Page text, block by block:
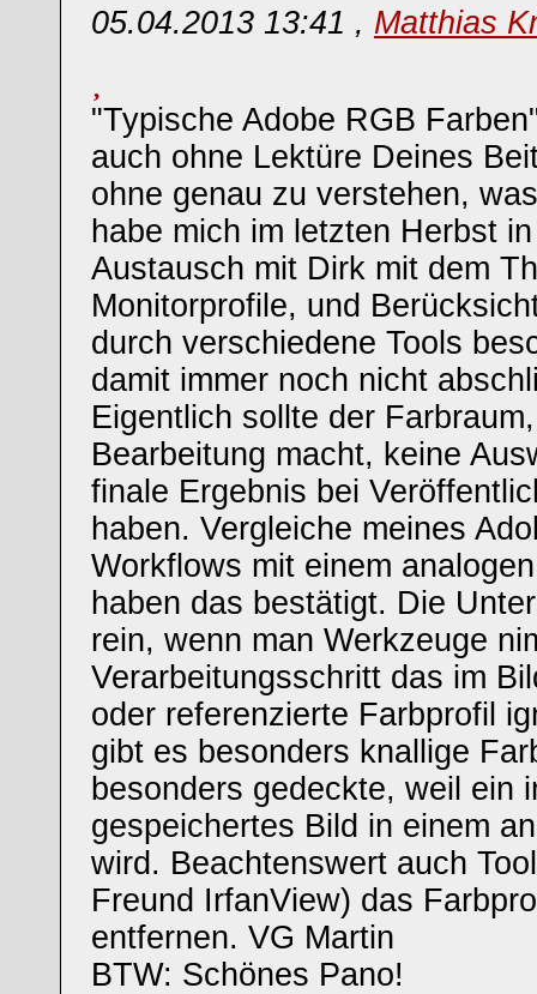
05.04.2013 13:41 , Matthias
"Typische Adobe RGB
auch ohne Lektüre Deines
ohne genau zu verstehen,
habe mich im letzten Herbst
Austausch mit Dirk mit dem
Monitorprofile, und
durch verschiedene Tools
damit immer noch nicht
Eigentlich sollte der
Bearbeitung macht, keine
finale Ergebnis bei
haben. Vergleiche meines
Workflows mit einem
haben das bestätigt. Die
rein, wenn man Werkzeuge
Verarbeitungsschritt das im
oder referenzierte Farbprofil
gibt es besonders knallige
besonders gedeckte, weil ein
gespeichertes Bild in einem
wird. Beachtenswert auch
Freund IrfanView) das
entfernen. VG Martin
BTW: Schönes Pano!